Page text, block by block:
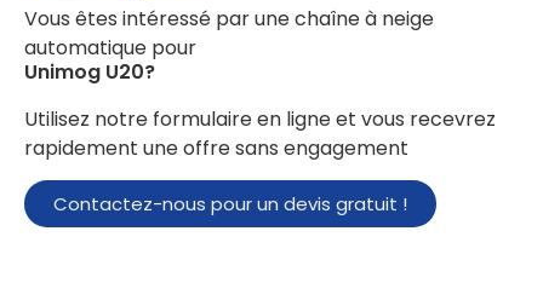
Vous êtes intéressé par une chaîne à neige
automatique pour
Unimog U20?
Utilisez notre formulaire en ligne et vous recevrez
rapidement une offre sans engagement
Contactez-nous pour un devis gratuit !